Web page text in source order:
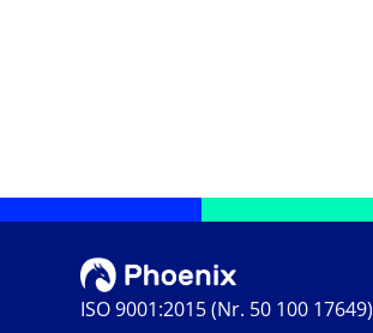
ISO 9001:2015 (Nr. 50 100 17649)